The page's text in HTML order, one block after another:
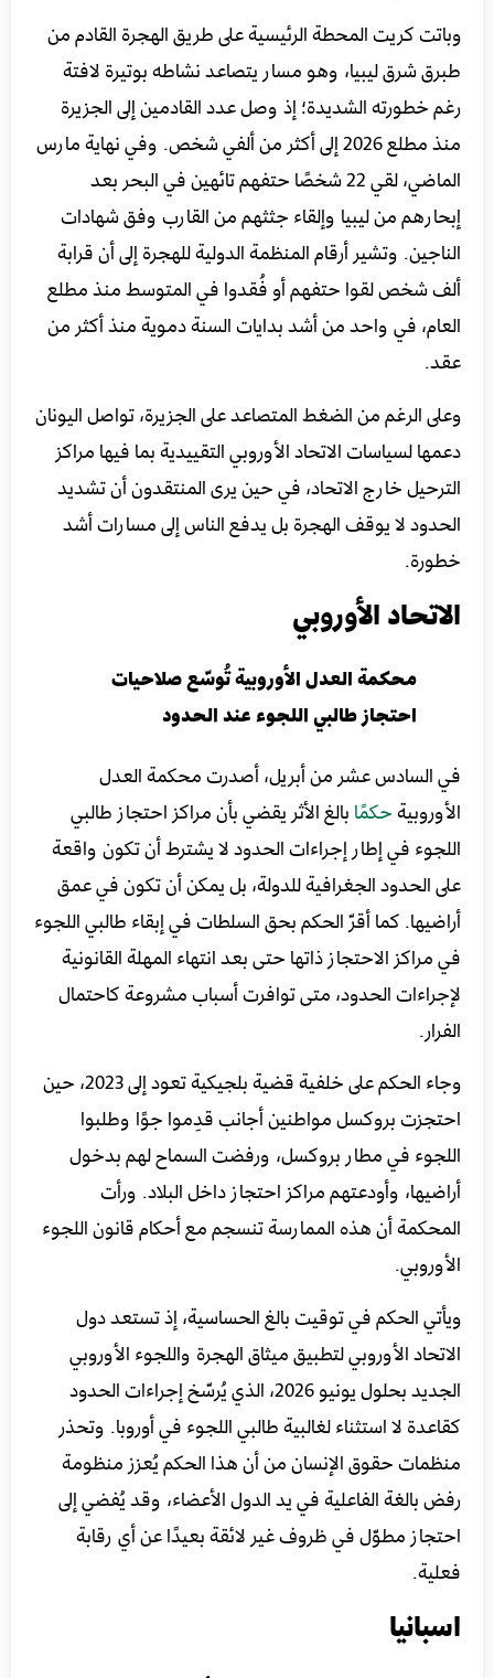
وباتت كريت المحطة الرئيسية على طريق الهجرة القادم من
طبرق شرق ليبيا، وهو مسار يتصاعد نشاطه بوتيرة لافتة
رغم خطورته الشديدة؛ إذ وصل عدد القادمين إلى الجزيرة
منذ مطلع 2026 إلى أكثر من ألفي شخص. وفي نهاية مارس
الماضي، لقي 22 شخصًا حتفهم تائهين في البحر بعد
إبحارهم من ليبيا وإلقاء جثثهم من القارب وفق شهادات
الناجين. وتشير أرقام المنظمة الدولية للهجرة إلى أن قرابة
ألف شخص لقوا حتفهم أو فُقدوا في المتوسط منذ مطلع
العام، في واحد من أشد بدايات السنة دموية منذ أكثر من
عقد.
وعلى الرغم من الضغط المتصاعد على الجزيرة، تواصل اليونان
دعمها لسياسات الاتحاد الأوروبي التقييدية بما فيها مراكز
الترحيل خارج الاتحاد، في حين يرى المنتقدون أن تشديد
الحدود لا يوقف الهجرة بل يدفع الناس إلى مسارات أشد
خطورة.
الاتحاد الأوروبي
محكمة العدل الأوروبية تُوسّع صلاحيات
احتجاز طالبي اللجوء عند الحدود
في السادس عشر من أبريل، أصدرت محكمة العدل
الأوروبيةحكمًابالغ الأثر يقضي بأن مراكز احتجاز طالبي
اللجوء في إطار إجراءات الحدود لا يشترط أن تكون واقعة
على الحدود الجغرافية للدولة، بل يمكن أن تكون في عمق
أراضيها. كما أقرّ الحكم بحق السلطات في إبقاء طالبي اللجوء
في مراكز الاحتجاز ذاتها حتى بعد انتهاء المهلة القانونية
لإجراءات الحدود، متى توافرت أسباب مشروعة كاحتمال
الفرار.
وجاء الحكم على خلفية قضية بلجيكية تعود إلى 2023، حين
احتجزت بروكسل مواطنين أجانب قدِموا جوًا وطلبوا
اللجوء في مطار بروكسل، ورفضت السماح لهم بدخول
أراضيها، وأودعتهم مراكز احتجاز داخل البلاد. ورأت
المحكمة أن هذه الممارسة تنسجم مع أحكام قانون اللجوء
الأوروبي.
ويأتي الحكم في توقيت بالغ الحساسية، إذ تستعد دول
الاتحاد الأوروبي لتطبيق ميثاق الهجرة واللجوء الأوروبي
الجديد بحلول يونيو 2026، الذي يُرسّخ إجراءات الحدود
كقاعدة لا استثناء لغالبية طالبي اللجوء في أوروبا. وتحذر
منظمات حقوق الإنسان من أن هذا الحكم يُعزز منظومة
رفض بالغة الفاعلية في يد الدول الأعضاء، وقد يُفضي إلى
احتجاز مطوّل في ظروف غير لائقة بعيدًا عن أي رقابة
فعلية.
اسبانيا